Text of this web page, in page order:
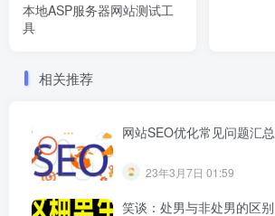
本地ASP服务器网站测试工
具
相关推荐
网站SEO优化常见问题汇总
23年3月7日 01:59
笑谈：处男与非处男的区别